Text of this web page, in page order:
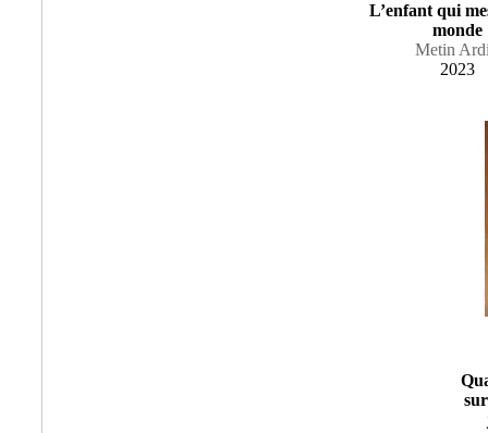
L’enfant qui
monde
Metin
2023